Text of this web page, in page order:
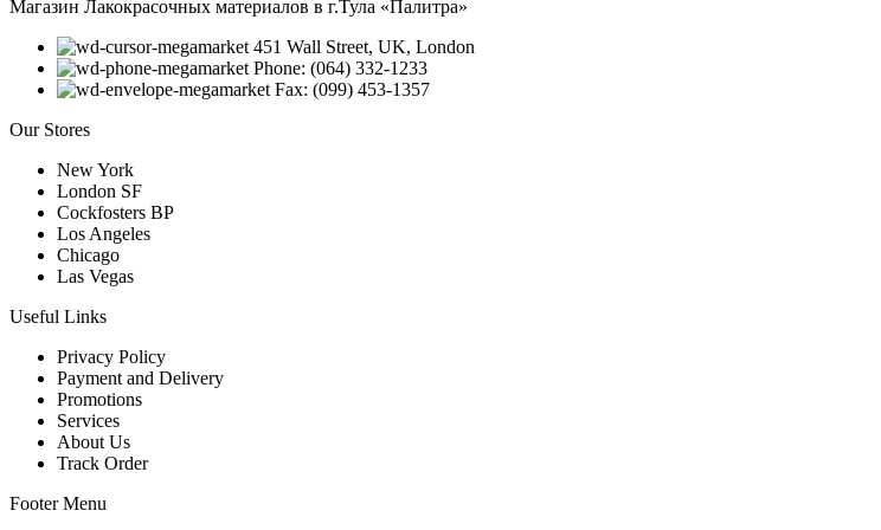
Магазин Лакокрасочных материалов в г.Тула «Палитра»
451 Wall Street, UK, London
Phone: (064) 332-1233
Fax: (099) 453-1357
Our Stores
New York
London SF
Cockfosters BP
Los Angeles
Chicago
Las Vegas
Useful Links
Privacy Policy
Payment and Delivery
Promotions
Services
About Us
Track Order
Footer Menu